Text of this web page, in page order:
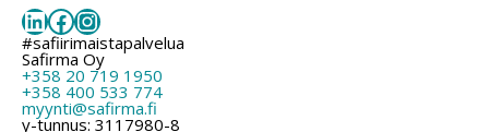
LinkedIn
Facebook
Instagram
#safiirimaistapalvelua
Safirma Oy
+358 20 719 1950
+358 400 533 774
myynti@safirma.fi
y-tunnus: 3117980-8